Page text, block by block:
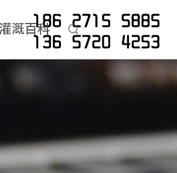
灌溉百科